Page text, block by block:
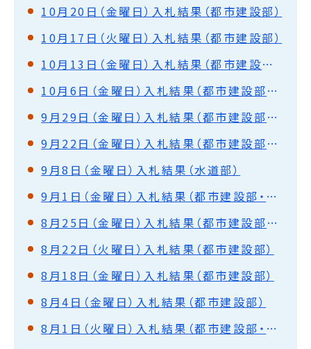
10月20日（金曜日）入札結果（都市建設部）
10月17日（火曜日）入札結果（都市建設部）
10月13日（金曜日）入札結果（都市建設部・水道部）
10月6日（金曜日）入札結果（都市建設部・水道部）
9月29日（金曜日）入札結果（都市建設部・水道部）
9月22日（金曜日）入札結果（都市建設部・水道部）
9月8日（金曜日）入札結果（水道部）
9月1日（金曜日）入札結果（都市建設部・水道部）
8月25日（金曜日）入札結果（都市建設部・水道部）
8月22日（火曜日）入札結果（都市建設部）
8月18日（金曜日）入札結果（都市建設部）
8月4日（金曜日）入札結果（都市建設部）
8月1日（火曜日）入札結果（都市建設部・水道部）